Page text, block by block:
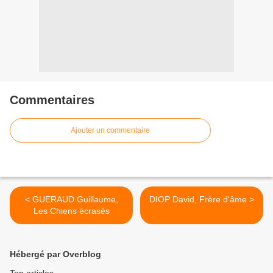
Commentaires
Ajouter un commentaire
< GUERAUD Guillaume,
Les Chiens écrasés
DIOP David, Frère d'âme >
Hébergé par Overblog